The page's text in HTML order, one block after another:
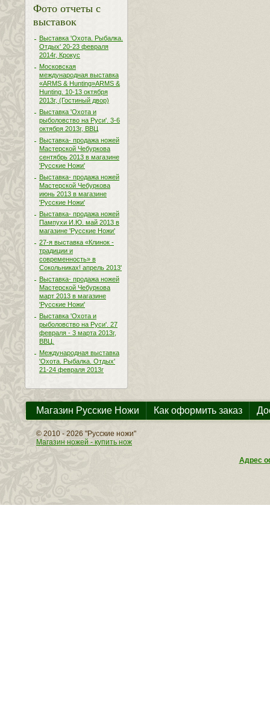
Фото отчеты с
выставок
Выставка 'Охота. Рыбалка.
Отдых' 20-23 февраля
2014г, Крокус
Московская
международная выставка
«ARMS & Hunting»ARMS &
Hunting. 10-13 октября
2013г, (Гостиный двор)
Выставка 'Охота и
рыболовство на Руси'. 3-6
октября 2013г, ВВЦ
Выставка- продажа ножей
Мастерской Чебуркова
сентябрь 2013 в магазине
'Русские Ножи'
Выставка- продажа ножей
Мастерской Чебуркова
июнь 2013 в магазине
'Русские Ножи'
Выставка- продажа ножей
Пампухи И.Ю. май 2013 в
магазине 'Русские Ножи'
27-я выставка «Клинок -
традиции и
современность» в
Сокольниках! апрель 2013'
Выставка- продажа ножей
Мастерской Чебуркова
март 2013 в магазине
'Русские Ножи'
Выставка 'Охота и
рыболовство на Руси'. 27
февраля - 3 марта 2013г,
ВВЦ.
Международная выставка
'Охота. Рыбалка. Отдых'
21-24 февраля 2013г
Магазин Русские Ножи Как оформить заказ
© 2010 - 2026 "Русские ножи"
Магазин ножей - купить нож
Адрес